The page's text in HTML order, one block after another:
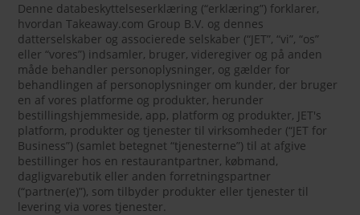
Denne databeskyttelseserklæring (“erklæring”) forklarer,
hvordan Takeaway.com Group B.V. og dennes
datterselskaber og associerede selskaber (“JET”, “vi”, “os”
eller “vores”) indsamler, bruger, videregiver og på anden
måde behandler personoplysninger, og gælder for
behandlingen af personoplysninger om kunder, der bruger
en af vores platforme og produkter, herunder
bestillingshjemmeside, app, platform og produkter, JET's
platform, produkter og tjenester til virksomheder (“JET for
Business”) (samlet betegnet “tjenesterne”) til at afgive
bestillinger hos en restaurantpartner, købmand,
dagligvarebutik eller anden forretningspartner
(“partner(e)”), som tilbyder produkter eller tjenester til
levering via vores tjenester.